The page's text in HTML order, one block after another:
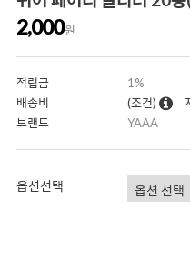
2,000원
적립금
1%
배송비
(조건)
브랜드
YAAA
옵션선택